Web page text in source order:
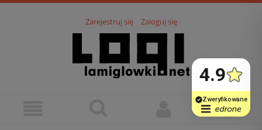
Zarejestruj się Zaloguj się